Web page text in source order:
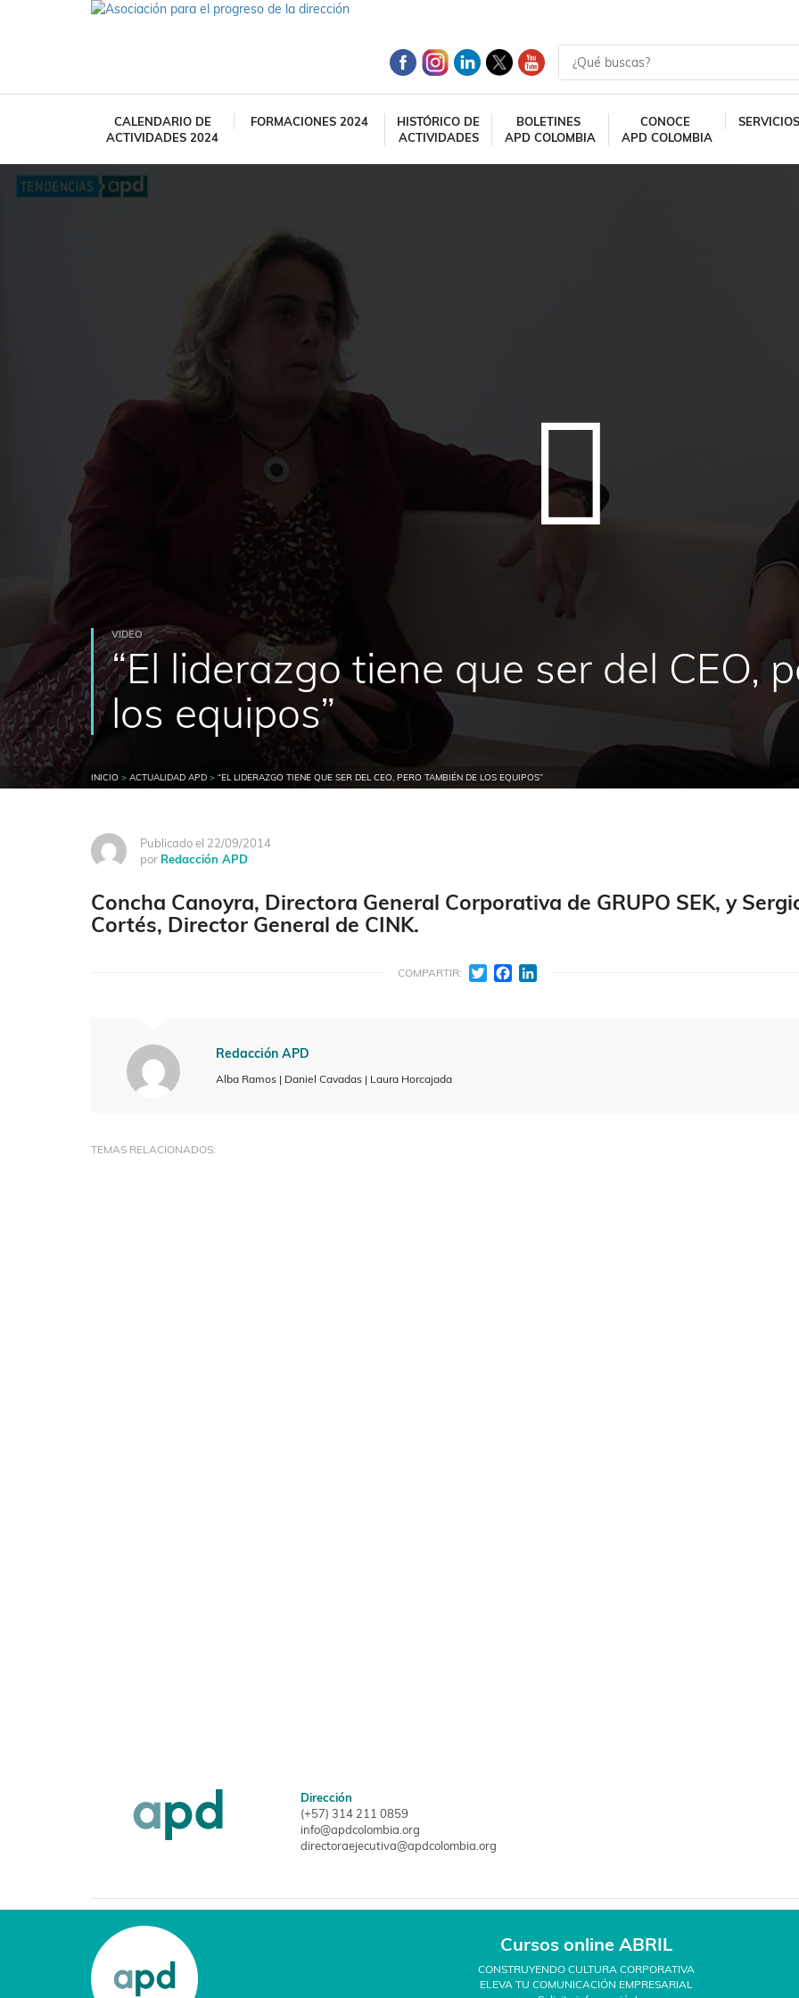
CALENDARIO DE
ACTIVIDADES 2024
FORMACIONES 2024
HISTÓRICO DE
ACTIVIDADES
BOLETINES
APD COLOMBIA
CONOCE
APD COLOMBIA
Cursos online ABRIL
CONSTRUYENDO CULTURA CORPORATIVA
ELEVA TU COMUNICACIÓN EMPRESARIAL
VIDEO
“El liderazgo tiene que ser del CEO,
los equipos”
INICIO > ACTUALIDAD APD > “EL LIDERAZGO TIENE QUE SER DEL CEO, PERO TAMBIÉN DE LOS EQUIPOS”
Publicado el 22/09/2014
por Redacción APD
Concha Canoyra, Directora General Corporativa de GRUPO SEK, y
Cortés, Director General de CINK.
COMPARTIR: TwitterFacebook
Redacción APD
Alba Ramos | Daniel Cavadas | Laura Horcajada
TEMAS RELACIONADOS:
Dirección
(+57) 314 211 0859
info@apdcolombia.org
directoraejecutiva@apdcolombia.org
© 2026 APD. TODOS LOS DERECHOS
RESERVADOS
Aviso Legal